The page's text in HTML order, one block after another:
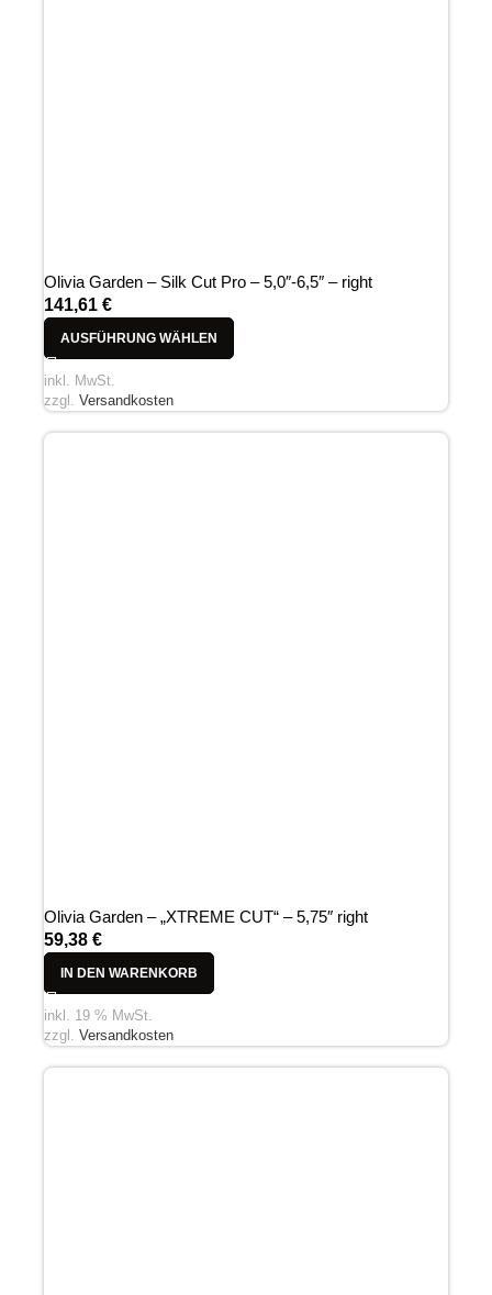
Olivia Garden – Silk Cut Pro – 5,0″-6,5″ – right
141,61 €
AUSFÜHRUNG WÄHLEN
inkl. MwSt.
zzgl. Versandkosten
Olivia Garden – „XTREME CUT“ – 5,75″ right
59,38 €
IN DEN WARENKORB
inkl. 19 % MwSt.
zzgl. Versandkosten